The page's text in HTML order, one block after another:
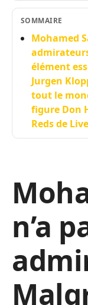
SOMMAIRE
Mohamed
élément
Jurgen
tout le
figure Don
Reds de
n’a